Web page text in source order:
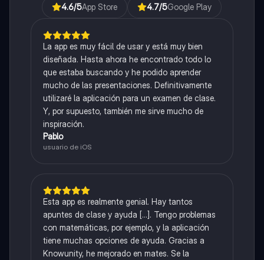
4.6/5App Store 4.7/5Google Play
La app es muy fácil de usar y está muy bien
diseñada. Hasta ahora he encontrado todo lo
que estaba buscando y he podido aprender
mucho de las presentaciones. Definitivamente
utilizaré la aplicación para un examen de clase.
Y, por supuesto, también me sirve mucho de
inspiración.
Pablo
usuario de iOS
Esta app es realmente genial. Hay tantos
apuntes de clase y ayuda [...]. Tengo problemas
con matemáticas, por ejemplo, y la aplicación
tiene muchas opciones de ayuda. Gracias a
Knowunity, he mejorado en mates. Se la